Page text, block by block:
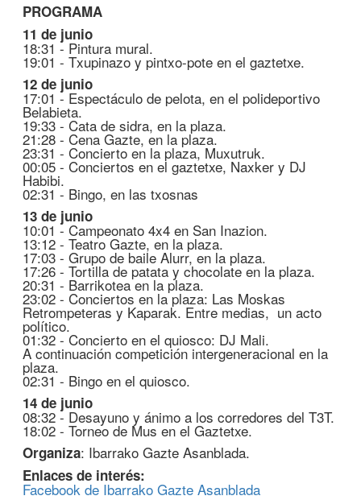
PROGRAMA
11 de junio
18:31 - Pintura mural.
19:01 - Txupinazo y pintxo-pote en el gaztetxe.
12 de junio
17:01 - Espectáculo de pelota, en el polideportivo
Belabieta.
19:33 - Cata de sidra, en la plaza.
21:28 - Cena Gazte, en la plaza.
23:31 - Concierto en la plaza, Muxutruk.
00:05 - Conciertos en el gaztetxe, Naxker y DJ
Habibi.
02:31 - Bingo, en las txosnas
13 de junio
10:01 - Campeonato 4x4 en San Inazion.
13:12 - Teatro Gazte, en la plaza.
17:03 - Grupo de baile Alurr, en la plaza.
17:26 - Tortilla de patata y chocolate en la plaza.
20:31 - Barrikotea en la plaza.
23:02 - Conciertos en la plaza: Las Moskas
Retrompeteras y Kaparak. Entre medias, un acto
político.
01:32 - Concierto en el quiosco: DJ Mali.
A continuación competición intergeneracional en la
plaza.
02:31 - Bingo en el quiosco.
14 de junio
08:32 - Desayuno y ánimo a los corredores del T3T.
18:02 - Torneo de Mus en el Gaztetxe.
Organiza: Ibarrako Gazte Asanblada.
Enlaces de interés:
Facebook de Ibarrako Gazte Asanblada